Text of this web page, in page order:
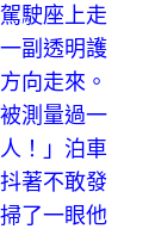
駛座上走
副透明護
向走來。
測量過一
！」泊車
著不敢發
了一眼他